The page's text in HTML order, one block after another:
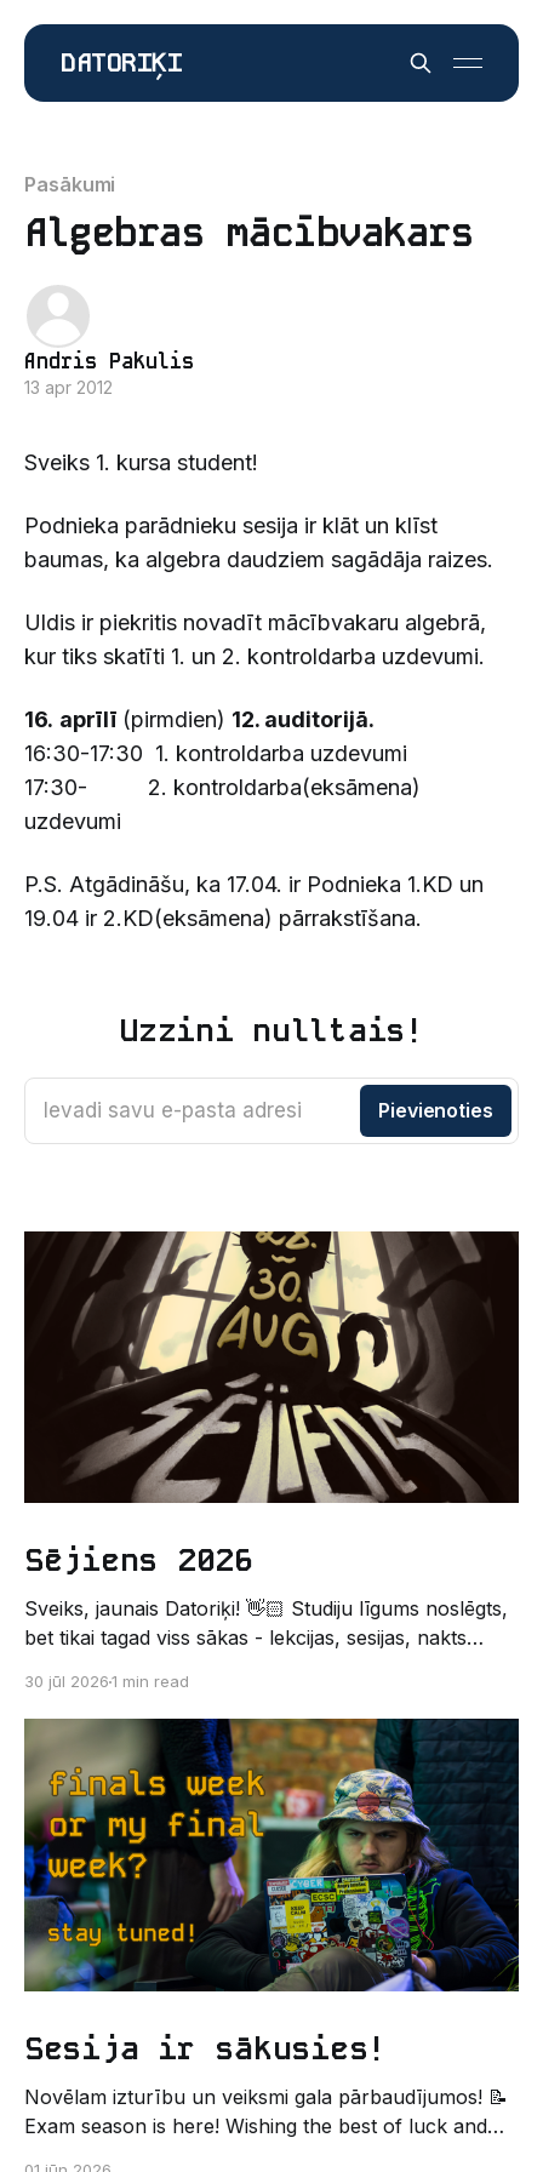
DATORIĶI
Pasākumi
Algebras mācībvakars
Andris Pakulis
13 apr 2012
Sveiks 1. kursa student!
Podnieka parādnieku sesija ir klāt un klīst
baumas, ka algebra daudziem sagādāja raizes.
Uldis ir piekritis novadīt mācībvakaru algebrā,
kur tiks skatīti 1. un 2. kontroldarba uzdevumi.
16. aprīlī (pirmdien) 12. auditorijā.
16:30-17:30 1. kontroldarba uzdevumi
17:30- 2. kontroldarba(eksāmena)
uzdevumi
P.S. Atgādināšu, ka 17.04. ir Podnieka 1.KD un
19.04 ir 2.KD(eksāmena) pārrakstīšana.
Uzzini nulltais!
Ievadi savu e-pasta adresi Pievienoties
Sējiens 2026
Sveiks, jaunais Datoriķi! 👋🏻 Studiju līgums noslēgts,
bet tikai tagad viss sākas - lekcijas, sesijas, nakts
Un kas gan būtu labāks veids, kā iepazīt savu jauno
dzīvi LU EZTF datoriķu vidē, par došanos uz
leģendāro “Sējienu”? 🐱 Šī pirmsaristoteļa nometne
palīdzēs tev iegūt pirmos draugus, ieskatu studenta
30 jūl 20261 min read
Sesija ir sākusies!
Novēlam izturību un veiksmi gala pārbaudījumos! 📝
Exam season is here! Wishing the best of luck and